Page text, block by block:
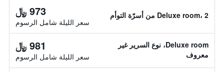
Deluxe room، 2 من أسرّة التوأم 973 ﷼
سعر الليلة شامل الرسوم
Deluxe room، نوع السرير غير
معروف
981 ﷼
سعر الليلة شامل الرسوم